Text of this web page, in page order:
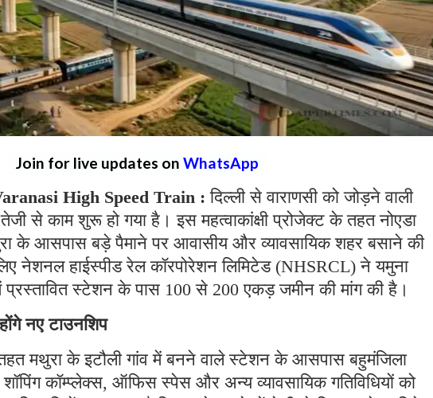
Join for live updates on WhatsApp
High Speed ​​Train : दिल्ली से वाराणसी को जोड़ने वाली
से काम शुरू हो गया है। इस महत्वाकांक्षी प्रोजेक्ट के तहत नोएडा
के आसपास बड़े पैमाने पर आवासीय और व्यावसायिक शहर बसाने की
नेशनल हाईस्पीड रेल कॉरपोरेशन लिमिटेड (NHSRCL) ने यमुना
स्टेशन के पास 100 से 200 एकड़ जमीन की मांग की है।
नए टाउनशिप
मथुरा के इटौली गांव में बनने वाले स्टेशन के आसपास बहुमंजिला
कॉम्प्लेक्स, ऑफिस स्पेस और अन्य व्यावसायिक गतिविधियों को